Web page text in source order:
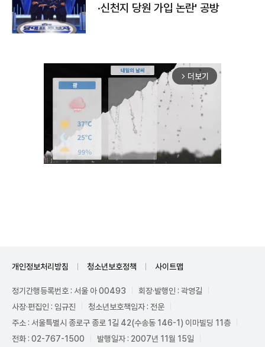
·신천지 당원 가입 논란' 공방
arrow_forward_ios 더보기
개인정보처리방침 청소년보호정책 사이트맵
정기간행등록번호 : 서울 아 00493
회장·발행인 : 곽영길
사장·편집인 : 임규진
청소년보호책임자 : 전운
주소 : 서울특별시 종로구 종로 1길 42(수송동 146-1) 이마빌딩 11층
전화 : 02-767-1500
발행일자 : 2007년 11월 15일